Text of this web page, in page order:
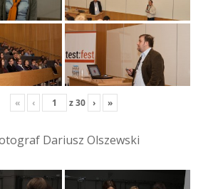
« ‹ z30 › »
Dariusz Olszewski